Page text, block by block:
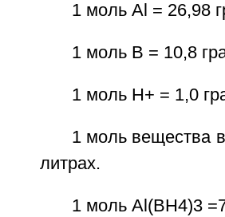
1 моль Al = 26,98
1 моль B = 10,8
1 моль H+ = 1,0
1 моль вещества
литрах.
1 моль Al(BH4)3